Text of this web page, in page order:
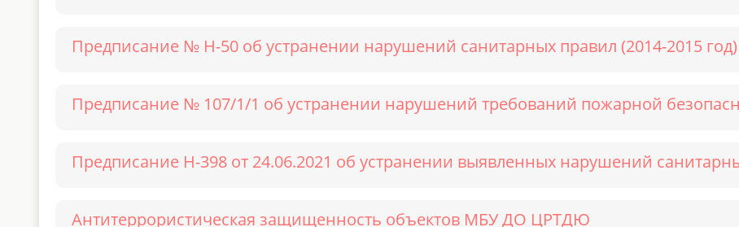
Предписание № Н-50 об устранении нарушений санитарных правил (2014-2015 год)
Предписание № 107/1/1 об устранении нарушений требований пожарной
Предписание Н-398 от 24.06.2021 об устранении выявленных нарушений
Антитеррористическая защищенность объектов МБУ ДО ЦРТДЮ